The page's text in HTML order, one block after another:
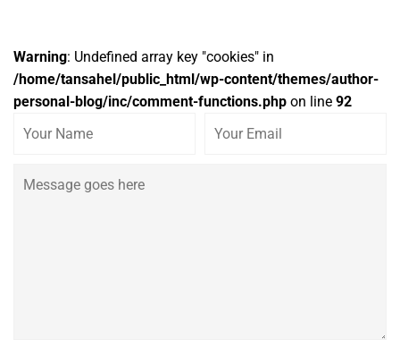
Warning: Undefined array key "cookies" in
/home/tansahel/public_html/wp-content/themes/author-
personal-blog/inc/comment-functions.php on line 92